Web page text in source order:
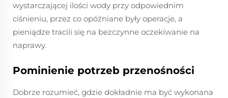
wystarczającej ilości wody przy odpowiednim
ciśnieniu, przez co opóźniane były operacje, a
pieniądze tracili się na bezczynne oczekiwanie na
naprawy.
Pominienie potrzeb przenośności
Dobrze rozumieć, gdzie dokładnie ma być wykonana